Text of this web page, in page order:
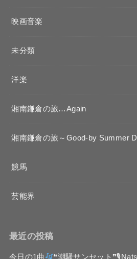
映画音楽
未分類
洋楽
湘南鎌倉の旅…Again
湘南鎌倉の旅～Good-by Summer
競馬
芸能界
最近の投稿
今日の1曲 ❝潮騒サンセット